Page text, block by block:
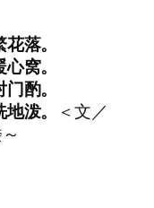
落。
窝。
酌。
泼。
＜文／